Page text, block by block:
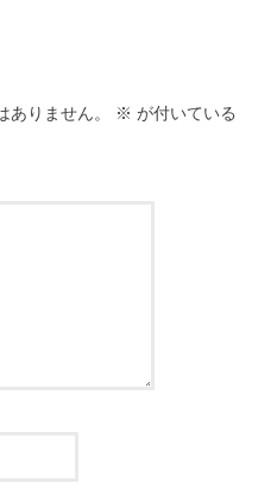
りません。 ※ が付いている